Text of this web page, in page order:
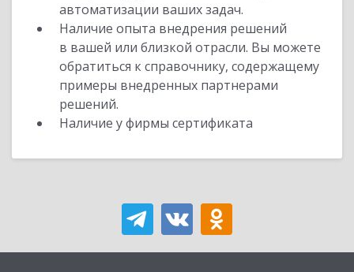
автоматизации ваших задач.
Наличие опыта внедрения решений
в вашей или близкой отрасли. Вы можете
обратиться к справочнику, содержащему
примеры внедренных партнерами
решений.
Наличие у фирмы сертификата